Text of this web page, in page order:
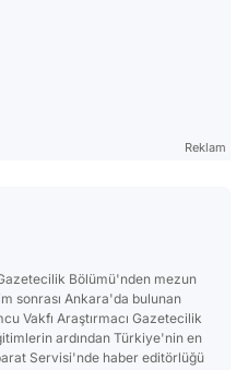
Reklam
Bölümü'nden mezun
sonrası Ankara'da bulunan
Vakfı Araştırmacı Gazetecilik
ardından Türkiye'nin en
Servisi'nde haber editörlüğü